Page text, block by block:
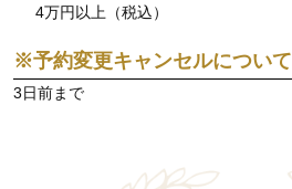
4万円以上（税込）
※予約変更キャンセルについて
3日前まで